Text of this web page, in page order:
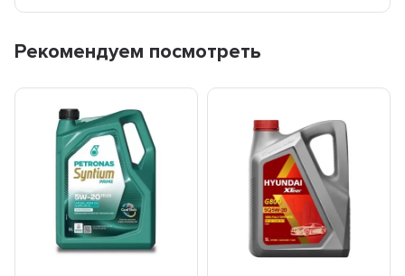
Рекомендуем посмотреть